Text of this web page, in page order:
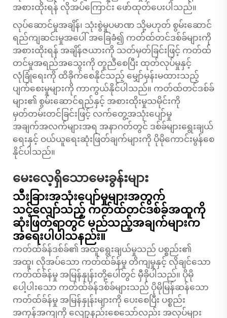
အစားထိုးရန် လိုအပ်ကြောင်း ဖော်ထုတ်ပေးပါသည်။
လုပ်ဆောင်မှုအချိန်၊ သုံးစွဲမှုပမာဏ သို့မဟုတ် စွမ်းဆောင်
ရည်ကျဆင်းမှုအပေါ် အခြေခံ၍ ကတ်ထ်တင်ဒစ်ခ်များကို
အစားထိုးရန် အချိန်ဇယားကို သတ်မှတ်ခြင်းဖြင့် ကတ်ထ်
တင်မှုအရည်အသွေးကို တူညီစေပြီး ထုတ်လုပ်မှုနှင့်
လုံခြုံရေးကို ထိခိုက်စေနိုင်သည့် မျှော်မှန်းမထားသည့်
ပျက်စေးမှုများကို ကာကွယ်နိုင်ပါသည်။ ကတ်ထ်တင်ဒစ်ခ်
များ၏ စွမ်းဆောင်ရည်နှင့် အစားထိုးမှုသမိုင်းကို
မှတ်တမ်းတင်ခြင်းဖြင့် လက်တွေ့အသုံးပျော်မှု
အချက်အလက်များအရ အနာဂတ်တွင် ဒစ်ခ်များရွေးချယ်
ရေးနှင့် ဝယ်ယူရေးဆုံးဖြတ်ချက်များကို ပိုမိုကောင်းမွန်စေ
နိုင်ပါသည်။
မေးလေ့ရှိသောမေးခွန်းများ
သီးခြားအသုံးပျော်မှုများအတွက်
သင့်လျော်သည့် ကတ်ထ်တင်ဒစ်ခ်အထူကို
ဆုံးဖြတ်ရာတွင် မည်သည့်အချက်များက
အရေးပါပါသနည်း။
ကတ်ထ်ခ်န်ဒစ်ခ်၏ အထူရွေးချယ်မှုသည် ပစ္စည်း၏
အထူ၊ လိုအပ်သော ကတ်ထ်ခ်န်မှု တိကျမှုနှင့် လိုချင်သော
ကတ်ထ်ခ်န်မှု အမြန်နှုန်းတို့ပေါ်တွင် မှီခိုပါသည်။ ပိုမို
ပေါ့ပါးသော ကတ်ထ်ခ်န်ဒစ်ခ်များသည် ပိုမိုမြန်ဆန်သော
ကတ်ထ်ခ်န်မှု အမြန်နှုန်းများကို ပေးစေပြီး ပစ္စည်း
အကုန်အကျကို လျော့နည်းစေသော်လည်း အလုပ်များ